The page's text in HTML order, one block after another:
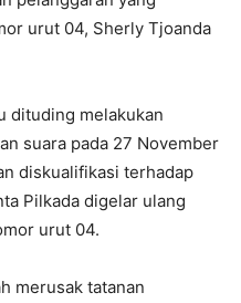
urut 04, Sherly Tjoanda
dituding melakukan
suara pada 27 November
diskualifikasi terhadap
Pilkada digelar ulang
urut 04.
merusak tatanan